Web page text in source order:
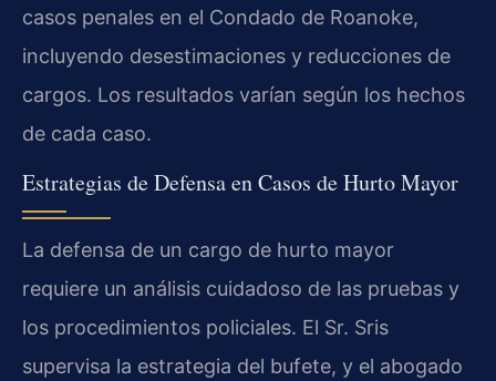
casos penales en el Condado de Roanoke,
incluyendo desestimaciones y reducciones de
cargos. Los resultados varían según los hechos
de cada caso.
Estrategias de Defensa en Casos de Hurto Mayor
La defensa de un cargo de hurto mayor
requiere un análisis cuidadoso de las pruebas y
los procedimientos policiales. El Sr. Sris
supervisa la estrategia del bufete, y el abogado